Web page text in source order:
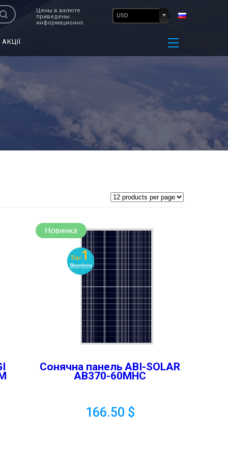
Цены в валюте
приведены
информационно
USD
АКЦІЇ
Сонячна панель ABI-SOLAR
AB370-60MHC
166.50 $